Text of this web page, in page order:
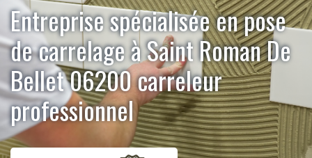
Entreprise spécialisée en pose
de carrelage à Saint Roman De
Bellet 06200 carreleur
professionnel